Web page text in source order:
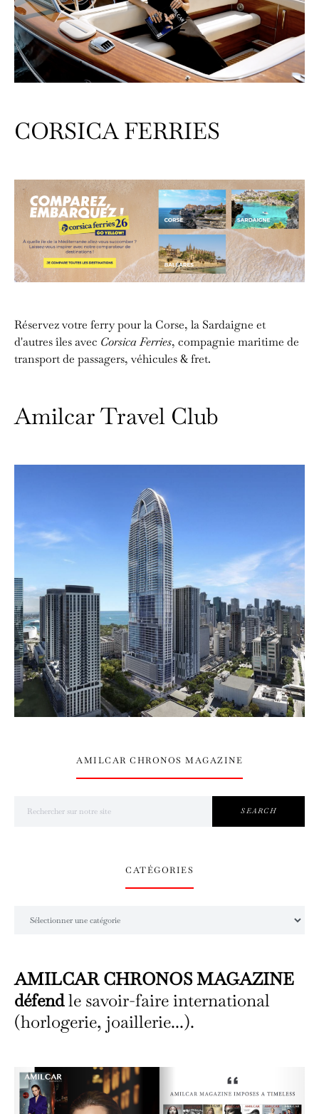
CORSICA FERRIES
Réservez votre ferry pour la Corse, la Sardaigne et
d'autres îles avec Corsica Ferries, compagnie maritime de
transport de passagers, véhicules & fret.
Amilcar Travel Club
AMILCAR CHRONOS MAGAZINE
SEARCH
CATÉGORIES
AMILCAR CHRONOS MAGAZINE
défendle savoir-faire international
(horlogerie, joaillerie...).